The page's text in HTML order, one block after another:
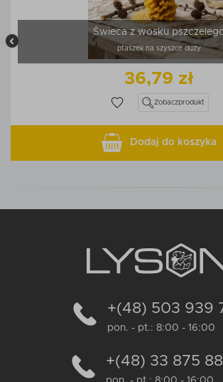
Świeca z wosku
ptaszek na szyszce duży
36,79 zł
Zobaczprodukt
Dodaj do koszyka
+(48) 503 939
pon. - pt.: 8:00 - 16:00
+(48) 33 875